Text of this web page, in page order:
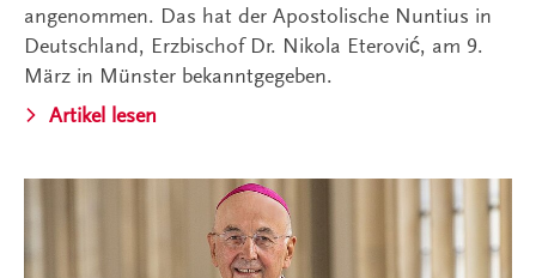
angenommen. Das hat der Apostolische Nuntius in
Deutschland, Erzbischof Dr. Nikola Eterović, am 9.
März in Münster bekanntgegeben.
Artikel lesen